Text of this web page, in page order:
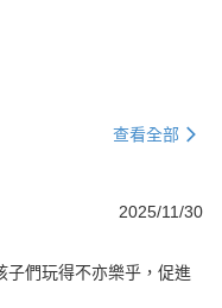
查看全部
2025/11/30
子們玩得不亦樂乎，促進